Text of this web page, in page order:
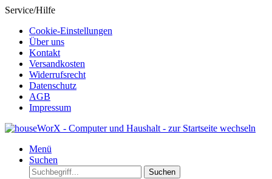
Service/Hilfe
Cookie-Einstellungen
Über uns
Kontakt
Versandkosten
Widerrufsrecht
Datenschutz
AGB
Impressum
Menü
Suchen
Suchen